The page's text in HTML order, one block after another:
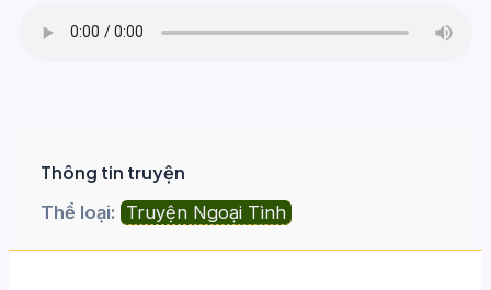
Thông tin truyện
Thể loại: Truyện Ngoại Tình